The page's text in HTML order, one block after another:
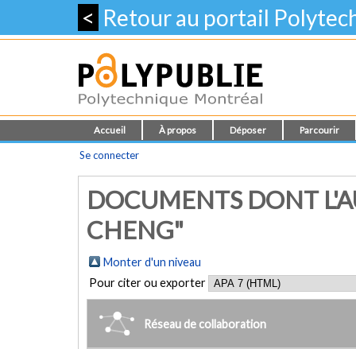
< Retour au portail
Accueil À propos Déposer Parcourir
Se connecter
DOCUMENTS DONT
CHENG"
Monter d'un niveau
Pour citer ou exporter
Réseau de collaboration